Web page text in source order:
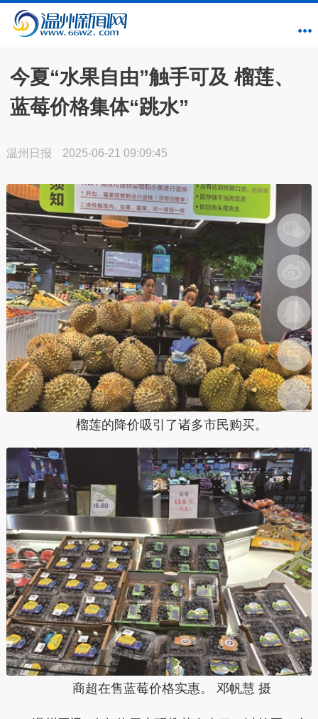
今夏“水果自由”触手可及 榴莲、
蓝莓价格集体“跳水”
温州日报 2025-06-21 09:09:45
榴莲的降价吸引了诸多市民购买。
商超在售蓝莓价格实惠。 邓帆慧 摄